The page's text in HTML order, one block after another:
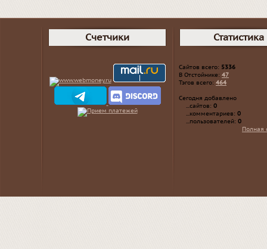
Счетчики Статистика
Сайтов всего: 5336
В Отстойнике: 47
Тэгов всего: 464
Сегодня добавлено
...сайтов: 0
...комментариев: 0
...пользователей: 0
Полная